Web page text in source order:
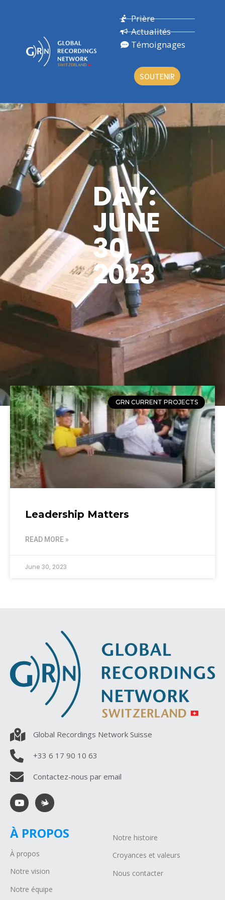
Prière
Actualités
Témoignages
SOUTENIR
DAY:
JUNE
30,
2023
GRN CURRENT PROJECTS
Leadership Matters
READ MORE »
June 30, 2023
Global Recordings Network Suisse
+33 6 17 90 10 63
Contactez-nous par email
À PROPOS
À propos
Notre vision
Notre équipe
Notre histoire
Croyances et valeurs
Nous contacter